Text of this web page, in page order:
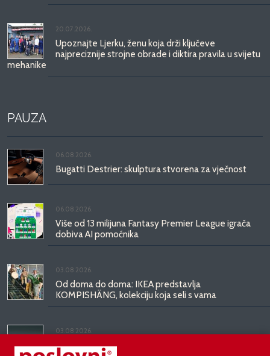
20.07.2026.
Upoznajte Ljerku, ženu koja drži ključeve
najpreciznije strojne obrade i diktira pravila u svijetu
mehanike
PAUZA
06.08.2026.
Bugatti Destrier: skulptura stvorena za vječnost
06.08.2026.
Više od 13 milijuna Fantasy Premier League igrača
dobiva AI pomoćnika
03.08.2026.
Od doma do doma: IKEA predstavlja
KOMPISHÄNG, kolekciju koja seli s vama
03.08.2026.
Kineski BYD predstavio luksuznu limuzinu veću od